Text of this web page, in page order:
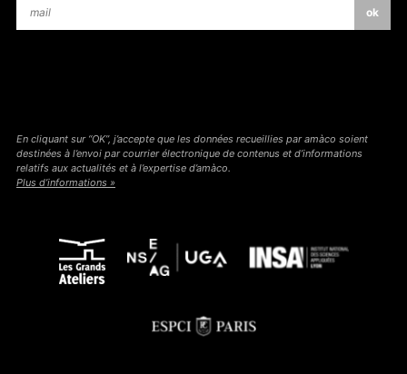
En cliquant sur “OK”, j’accepte que les données recueillies par amàco soient
destinées à l’envoi par courrier électronique de contenus et d’informations
relatifs aux actualités et à l’expertise d’amàco.
Plus d’informations »